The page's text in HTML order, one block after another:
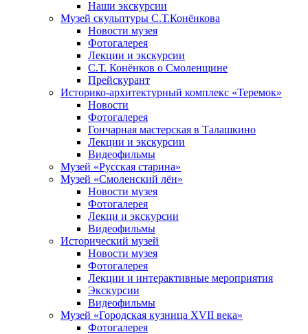
Наши экскурсии
Музей скульптуры С.Т.Конёнкова
Новости музея
Фотогалерея
Лекции и экскурсии
С.Т. Конёнков о Смоленщине
Прейскурант
Историко-архитектурный комплекс «Теремок»
Новости
Фотогалерея
Гончарная мастерская в Талашкино
Лекции и экскурсии
Видеофильмы
Музей «Русская старина»
Музей «Смоленский лён»
Новости музея
Фотогалерея
Лекци и экскурсии
Видеофильмы
Исторический музей
Новости музея
Фотогалерея
Лекции и интерактивные мероприятия
Экскурсии
Видеофильмы
Музей «Городская кузница XVII века»
Фотогалерея